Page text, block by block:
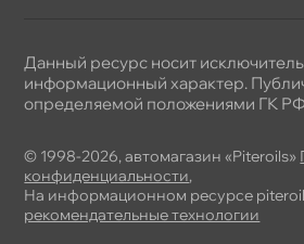
© 1998-2026, автомагазин «Piteroils»
конфиденциальности,
На информационном ресурсе
рекомендательные технологии
Данный ресурс носит
информационный характер.
определяемой положениями ГК